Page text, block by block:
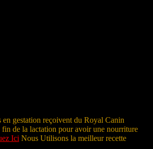
gestation reçoivent du Royal Canin
de la lactation pour avoir une nourriture
Ici Nous Utilisons la meilleur recette